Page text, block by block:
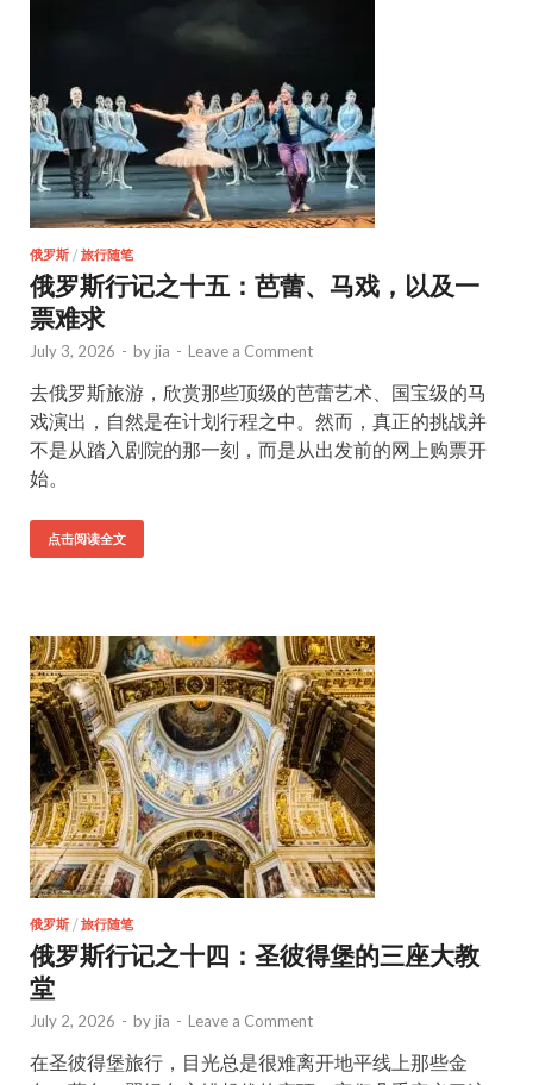
俄罗斯 / 旅行随笔
俄罗斯行记之十五：芭蕾、马戏，以及一
票难求
July 3, 2026 - by jia - Leave a Comment
去俄罗斯旅游，欣赏那些顶级的芭蕾艺术、国宝级的马
戏演出，自然是在计划行程之中。然而，真正的挑战并
不是从踏入剧院的那一刻，而是从出发前的网上购票开
始。
点击阅读全文
俄罗斯 / 旅行随笔
俄罗斯行记之十四：圣彼得堡的三座大教
堂
July 2, 2026 - by jia - Leave a Comment
在圣彼得堡旅行，目光总是很难离开地平线上那些金